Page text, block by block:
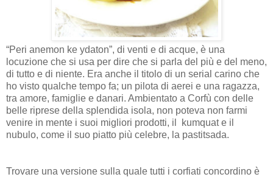
“Peri anemon ke ydaton”, di venti e di acque, è una
locuzione che si usa per dire che si parla del più e del meno,
di tutto e di niente. Era anche il titolo di un serial carino che
ho visto qualche tempo fa; un pilota di aerei e una ragazza,
tra amore, famiglie e danari. Ambientato a Corfù con delle
belle riprese della splendida isola, non poteva non farmi
venire in mente i suoi migliori prodotti, il
kumquat e il
nubulo, come il suo piatto più celebre, la pastitsada.
Trovare una versione sulla quale tutti i corfiati concordino è